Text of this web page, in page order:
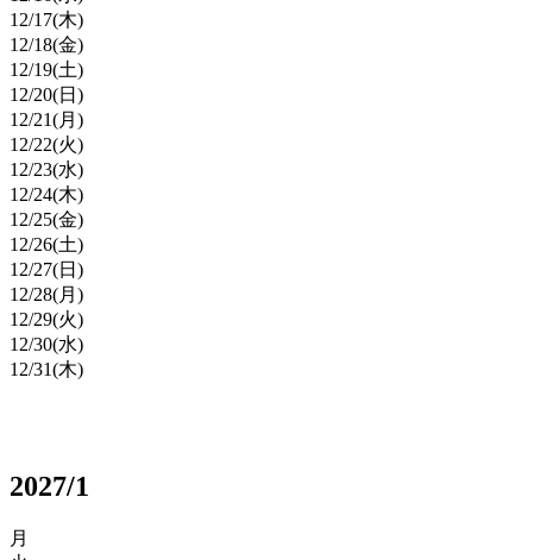
12/17(木)
12/18(金)
12/19(土)
12/20(日)
12/21(月)
12/22(火)
12/23(水)
12/24(木)
12/25(金)
12/26(土)
12/27(日)
12/28(月)
12/29(火)
12/30(水)
12/31(木)
2027/1
月